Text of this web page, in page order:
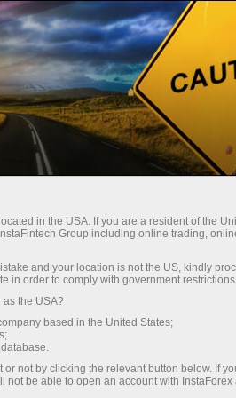
отримуєте доступ
кредитне плече до
найкращих
на ринку, а
умови для
та індексами
- максимум
депозит
трасі
in the USA. If you are a resident of the
Group including online trading,
and your location is not the US, kindly
in order to comply with government
the USA?
based in the United States;
not by clicking the relevant button below. If
be able to open an account with InstaForex